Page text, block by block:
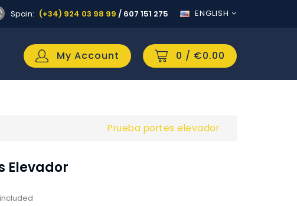
Spain: (+34) 924 03 98 99 / 607 151 275 ENGLISH
0 / €0.00
My Account
Prueba portes elevador
Elevador